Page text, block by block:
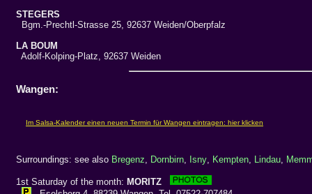
STEGERS
Bgm.-Prechtl-Strasse 25, 92637 Weiden/Oberpfalz
LA BOUM
Adolf-Kolping-Platz, 92637 Weiden
Wangen:
Surroundings: see also Bregenz Dornbirn Isny Kempten Lindau
1st Saturday of the month: MORITZ